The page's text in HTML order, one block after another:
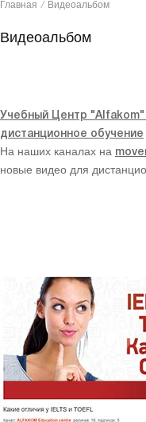
Главная / Видеоальбом
Видеоальбом
Учебный Центр
дистанционное обучение
На наших каналах на
новые видео для